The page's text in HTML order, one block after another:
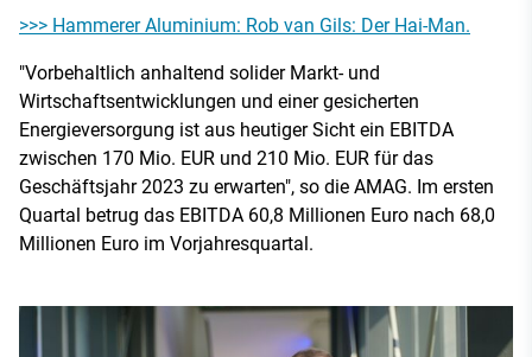
>>> Hammerer Aluminium: Rob van Gils: Der Hai-Man.
"Vorbehaltlich anhaltend solider Markt- und
Wirtschaftsentwicklungen und einer gesicherten
Energieversorgung ist aus heutiger Sicht ein EBITDA
zwischen 170 Mio. EUR und 210 Mio. EUR für das
Geschäftsjahr 2023 zu erwarten", so die AMAG. Im ersten
Quartal betrug das EBITDA 60,8 Millionen Euro nach 68,0
Millionen Euro im Vorjahresquartal.